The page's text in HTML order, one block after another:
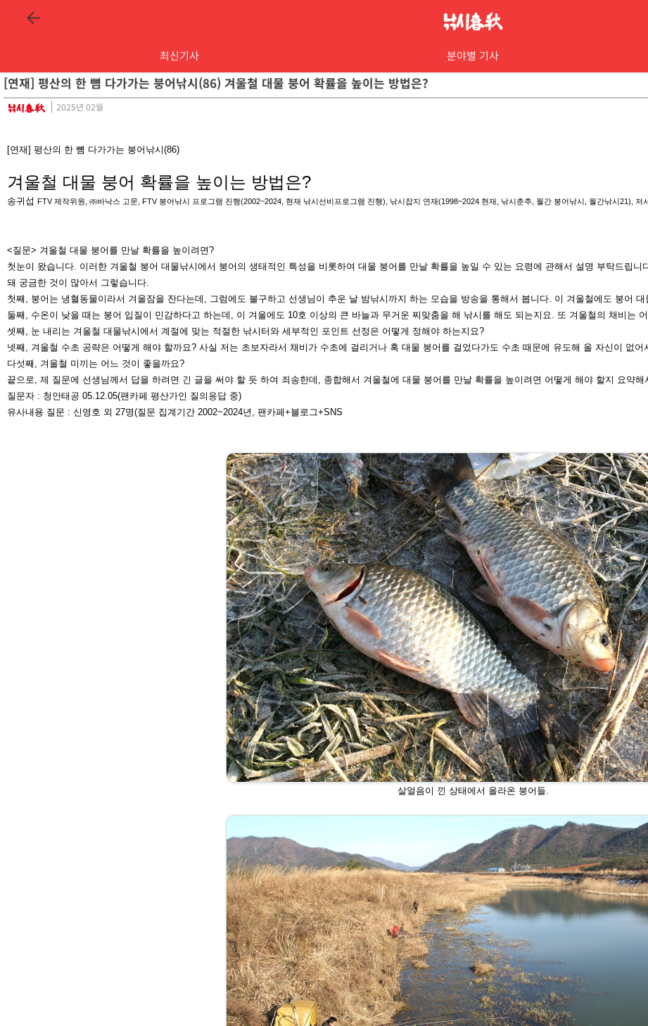
최신기사 분야별 기사
[연재] 평산의 한 뼘 다가가는 붕어낚시(86) 겨울철 대물 붕어 확률을 높이는 방법은?
2025년 02월
[연재] 평산의 한 뼘 다가가는 붕어낚시(86)
겨울철 대물 붕어 확률을 높이는 방법은?
송귀섭 FTV 제작위원, ㈜바낙스 고문, FTV 붕어낚시 프로그램 진행(2002~2024, 현재 낚시선비프로그램 진행), 낚시잡지 연재(1998~2024 현재, 낚시춘추, 월간 붕어낚시, 월간낚시21), 저
<질문> 겨울철 대물 붕어를 만날 확률을 높이려면?
첫눈이 왔습니다. 이러한 겨울철 붕어 대물낚시에서 붕어의 생태적인 특성을 비롯하여 대 물 붕어를 만날 확률을 높일 수 있는 요령에 관해서 설명 부탁드립니
돼 궁금한 것이 많아서 그렇습니다.
첫째, 붕어는 냉혈동물이라서 겨울잠을 잔다는데, 그럼에도 불구하고 선생님이 추운 날 밤낚시까지 하는 모습을 방송을 통해서 봅니다. 이 겨울철에도 붕어
둘째, 수온이 낮을 때는 붕어 입질이 민감하다고 하는데, 이 겨울에도 10호 이상의 큰 바늘과 무거운 찌맞춤을 해 낚시를 해도 되는지요. 또 겨울철의 채비는
셋째, 눈 내리는 겨울철 대물낚시에서 계절에 맞는 적절한 낚시터와 세부적인 포인트 선정 은 어떻게 정해야 하는지요?
넷째, 겨울철 수초 공략은 어떻게 해야 할까요? 사실 저는 초보자라서 채비가 수초에 걸리 거나 혹 대물 붕어를 걸었다가도 수초 때문에 유도해 올 자신이 없어
다섯째, 겨울철 미끼는 어느 것이 좋을까요?
끝으로, 제 질문에 선생님께서 답을 하려면 긴 글을 써야 할 듯 하여 죄송한데, 종합해서 겨 울철에 대물 붕어를 만날 확률을 높이려면 어떻게 해야 할지 요약해
질문자 : 청안태공 05.12.05(팬카페 평산가인 질의응답 중)
유사내용 질문 : 신영호 외 27명(질문 집계기간 2002~2024년, 팬카페+블로그+SNS
살얼음이 낀 상태에서 올라온 붕어들.